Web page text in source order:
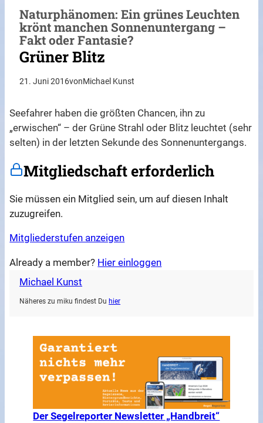
Naturphänomen: Ein grünes Leuchten
krönt manchen Sonnenuntergang –
Fakt oder Fantasie?
Grüner Blitz
21. Juni 2016vonMichael Kunst
Seefahrer haben die größten Chancen, ihn zu
„erwischen“ – der Grüne Strahl oder Blitz leuchtet (sehr
selten) in der letzten Sekunde des Sonnenuntergangs.
Mitgliedschaft erforderlich
Sie müssen ein Mitglied sein, um auf diesen Inhalt
zuzugreifen.
Mitgliederstufen anzeigen
Already a member? Hier einloggen
Michael Kunst
Näheres zu miku findest Du hier
Der Segelreporter Newsletter „Handbreit“